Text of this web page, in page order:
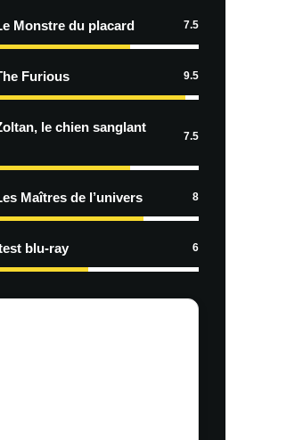
Monstre du placard 7.5
Furious 9.5
le chien sanglant
7.5
Maîtres de l’univers 8
blu-ray 6